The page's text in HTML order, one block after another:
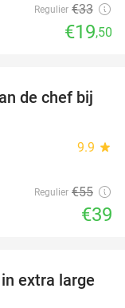
Regulier €33
€19,50
29%
de chef bij
9.9 star
Regulier €55
€39
41%
extra large